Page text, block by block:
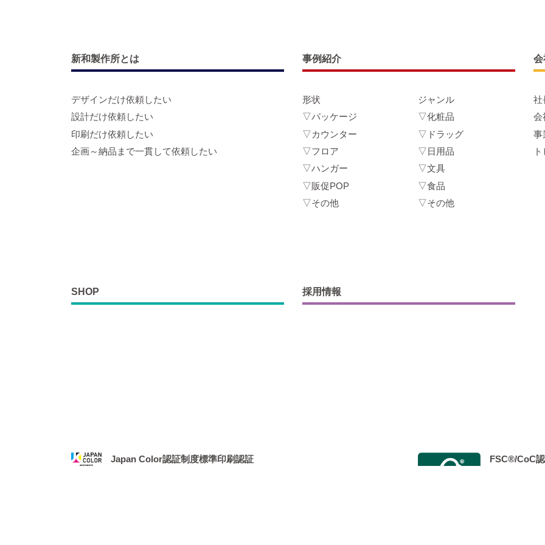
新和製作所とは
デザインだけ依頼したい
設計だけ依頼したい
印刷だけ依頼したい
企画～納品まで一貫して依頼したい
事例紹介
形状
▽パッケージ
▽カウンター
▽フロア
▽ハンガー
▽販促POP
▽その他
ジャンル
▽化粧品
▽ドラッグ
▽日用品
▽文具
▽食品
▽その他
会
社
会
事
SHOP 採用情報
Japan Color認証制度標準印刷認証
FSC®/CoC認